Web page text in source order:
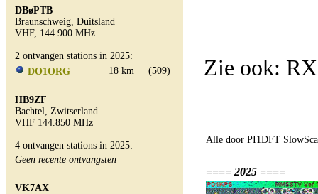
DBøPTB
Braunschweig, Duitsland
VHF, 144.900 MHz
2 ontvangen stations in 2025:
DO1ORG
18 km (509)
HB9ZF
Bachtel, Zwitserland
VHF 144.850 MHz
4 ontvangen stations in 2025:
Geen recente ontvangsten
VK7AX
Zie ook:
Alle door PI1DFT
==== 2025 ====